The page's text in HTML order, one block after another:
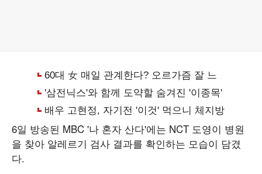
6일 방송된 MBC '나 혼자 산다'에는 NCT 도영이 병원
을 찾아 알레르기 검사 결과를 확인하는 모습이 담겼
다.